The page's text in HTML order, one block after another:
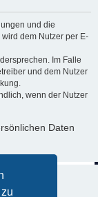
und die
dem Nutzer per E-
Im Falle
und dem Nutzer
wenn der Nutzer
Daten